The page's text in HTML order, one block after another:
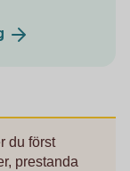
du först
prestanda